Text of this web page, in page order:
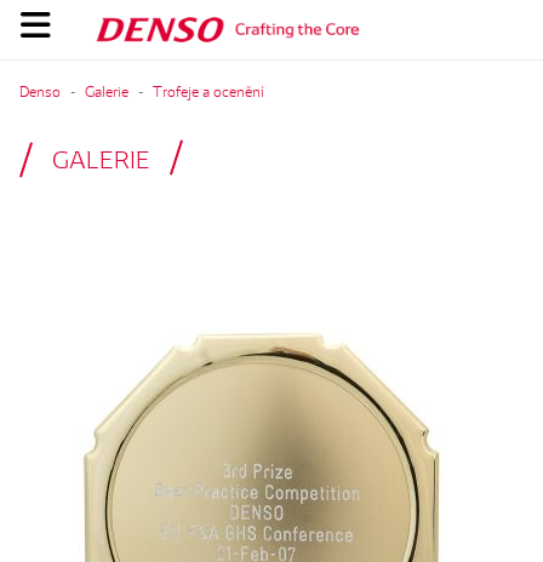
Denso Galerie Trofeje a ocenění
GALERIE